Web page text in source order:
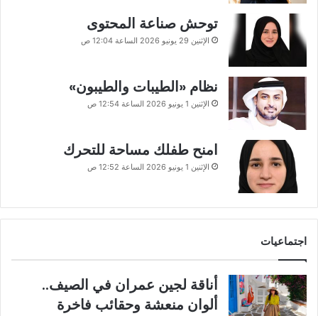
توحش صناعة المحتوى
الإثنين 29 يونيو 2026 الساعة 12:04 ص
نظام «الطيبات والطيبون»
الإثنين 1 يونيو 2026 الساعة 12:54 ص
امنح طفلك مساحة للتحرك
الإثنين 1 يونيو 2026 الساعة 12:52 ص
اجتماعيات
أناقة لجين عمران في الصيف..
ألوان منعشة وحقائب فاخرة